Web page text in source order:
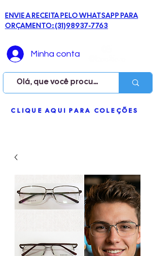
CLIQUE AQUI PARA COLEÇÕES
ME
NU
ENVIE A RECEITA PELO WHATSAPP PARA
ORÇAMENTO: (31)98937-7763
Minha conta